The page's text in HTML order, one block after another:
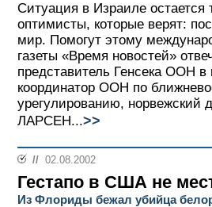
Ситуация в Израиле
оптимисты, которые верят:
мир. Помогут этому
газеты «Время новостей»
представитель Генсека ООН в
координатор ООН по
урегулированию, норвежский
ЛАРСЕН...>>
// 02.08.2002
Гестапо в США не
Из Флориды бежал убийца